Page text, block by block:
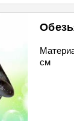
см